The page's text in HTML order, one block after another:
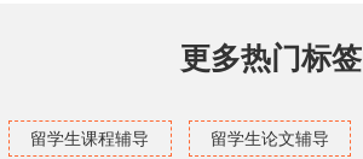
更多热门标签
留学生课程辅导 留学生论文辅导